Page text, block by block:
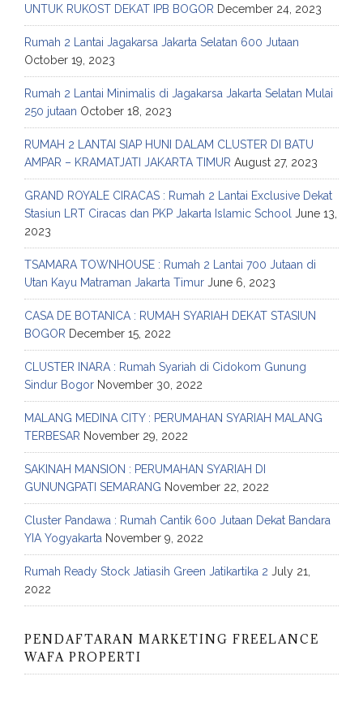
UNTUK RUKOST DEKAT IPB BOGOR December 24, 2023
Rumah 2 Lantai Jagakarsa Jakarta Selatan 600 Jutaan
October 19, 2023
Rumah 2 Lantai Minimalis di Jagakarsa Jakarta Selatan Mulai
250 jutaan October 18, 2023
RUMAH 2 LANTAI SIAP HUNI DALAM CLUSTER DI BATU
AMPAR – KRAMATJATI JAKARTA TIMUR August 27, 2023
GRAND ROYALE CIRACAS : Rumah 2 Lantai Exclusive Dekat
Stasiun LRT Ciracas dan PKP Jakarta Islamic School
June 13,
2023
TSAMARA TOWNHOUSE : Rumah 2 Lantai 700 Jutaan di
Utan Kayu Matraman Jakarta Timur June 6, 2023
CASA DE BOTANICA : RUMAH SYARIAH DEKAT STASIUN
BOGOR December 15, 2022
CLUSTER INARA : Rumah Syariah di Cidokom Gunung
Sindur Bogor November 30, 2022
MALANG MEDINA CITY : PERUMAHAN SYARIAH MALANG
TERBESAR November 29, 2022
SAKINAH MANSION : PERUMAHAN SYARIAH DI
GUNUNGPATI SEMARANG November 22, 2022
Cluster Pandawa : Rumah Cantik 600 Jutaan Dekat Bandara
YIA Yogyakarta November 9, 2022
Rumah Ready Stock Jatiasih Green Jatikartika 2 July 21,
2022
PENDAFTARAN MARKETING FREELANCE
WAFA PROPERTI